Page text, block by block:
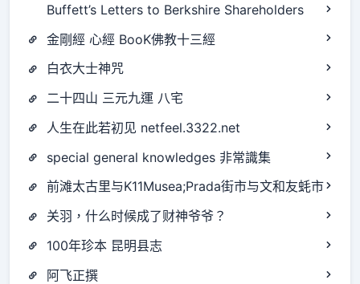
Buffett’s Letters to Berkshire Shareholders
金剛經 心經 BooK佛教十三經
白衣大士神咒
二十四山 三元九運 八宅
人生在此若初见 netfeel.3322.net
special general knowledges 非常識集
前滩太古里与K11Musea;Prada街市与文和友蚝市
关羽，什么时候成了财神爷爷？
100年珍本 昆明县志
阿飞正撰